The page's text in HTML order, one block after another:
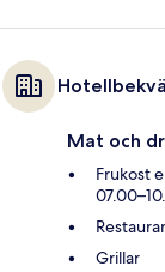
Mat och
Frukost
Grillar